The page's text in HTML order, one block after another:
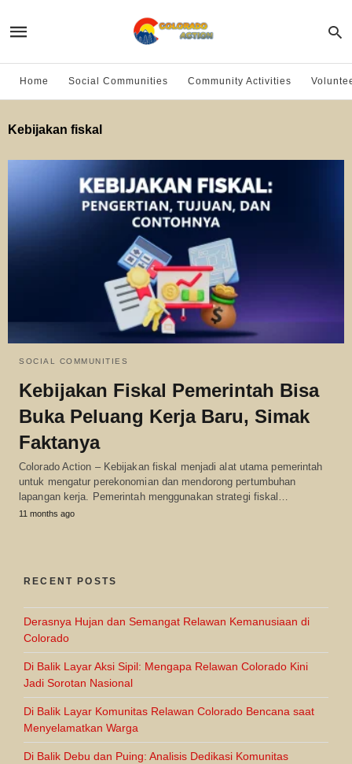
Home Social Communities Community Activities
Kebijakan fiskal
SOCIAL COMMUNITIES
Kebijakan Fiskal Pemerintah Bisa
Buka Peluang Kerja Baru, Simak
Faktanya
Colorado Action – Kebijakan fiskal menjadi alat utama pemerintah
untuk mengatur perekonomian dan mendorong pertumbuhan
lapangan kerja. Pemerintah menggunakan strategi fiskal…
11 months ago
RECENT POSTS
Derasnya Hujan dan Semangat Relawan Kemanusiaan di
Colorado
Di Balik Layar Aksi Sipil: Mengapa Relawan Colorado Kini
Jadi Sorotan Nasional
Di Balik Layar Komunitas Relawan Colorado Bencana saat
Menyelamatkan Warga
Di Balik Debu dan Puing: Analisis Dedikasi Komunitas